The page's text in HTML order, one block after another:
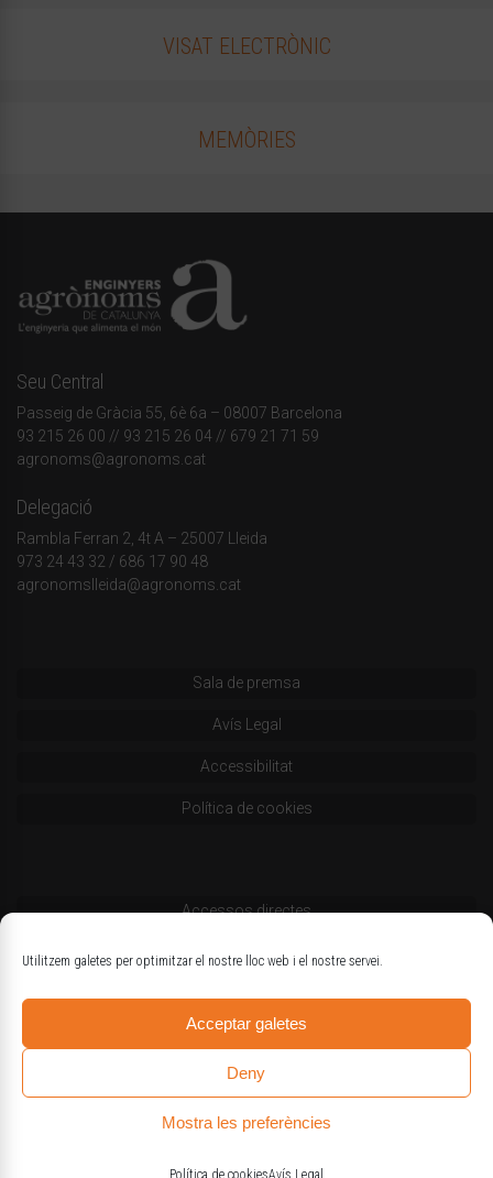
Utilitzem galetes per optimitzar el nostre lloc web i el nostre servei.
Acceptar galetes
Deny
Mostra les preferències
Política de cookiesAvís Legal
VISAT ELECTRÒNIC
MEMÒRIES
Seu Central
Passeig de Gràcia 55, 6è 6a – 08007 Barcelona
93 215 26 00 // 93 215 26 04 // 679 21 71 59
agronoms@agronoms.cat
Delegació
Rambla Ferran 2, 4t A – 25007 Lleida
973 24 43 32 / 686 17 90 48
agronomslleida@agronoms.cat
Sala de premsa
Avís Legal
Accessibilitat
Política de cookies
Accessos directes
Codi deontològic
Logotips oficials
© Col·legi d'Enginyers Agrònoms de Catalunya